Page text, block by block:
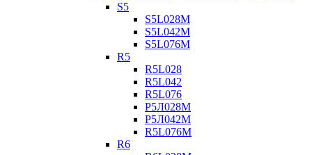
S5
S5L028M
S5L042M
S5L076M
R5
R5L028
R5L042
R5L076
Р5Л028М
Р5Л042М
R5L076M
R6